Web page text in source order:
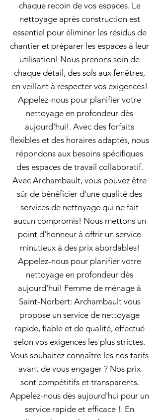
chaque recoin de vos espaces. Le
nettoyage après construction est
essentiel pour éliminer les résidus de
chantier et préparer les espaces à leur
utilisation! Nous prenons soin de
chaque détail, des sols aux fenêtres,
en veillant à respecter vos exigences!
Appelez-nous pour planifier votre
nettoyage en profondeur dès
aujourd'hui!. Avec des forfaits
flexibles et des horaires adaptés, nous
répondons aux besoins spécifiques
des espaces de travail collaboratif.
Avec Archambault, vous pouvez être
sûr de bénéficier d'une qualité des
services de nettoyage qui ne fait
aucun compromis! Nous mettons un
point d'honneur à offrir un service
minutieux à des prix abordables!
Appelez-nous pour planifier votre
nettoyage en profondeur dès
aujourd'hui! Femme de ménage à
Saint-Norbert: Archambault vous
propose un service de nettoyage
rapide, fiable et de qualité, effectué
selon vos exigences les plus strictes.
Vous souhaitez connaître les nos tarifs
avant de vous engager ? Nos prix
sont compétitifs et transparents.
Appelez-nous dès aujourd'hui pour un
service rapide et efficace !. En